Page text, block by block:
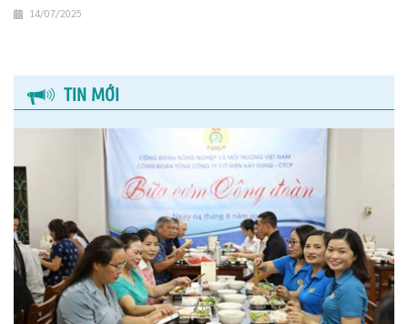
14/07/2025
TIN MỚI